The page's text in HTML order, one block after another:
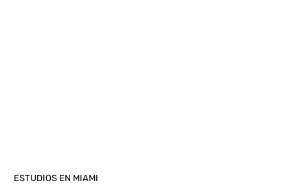
ESTUDIOS EN MIAMI